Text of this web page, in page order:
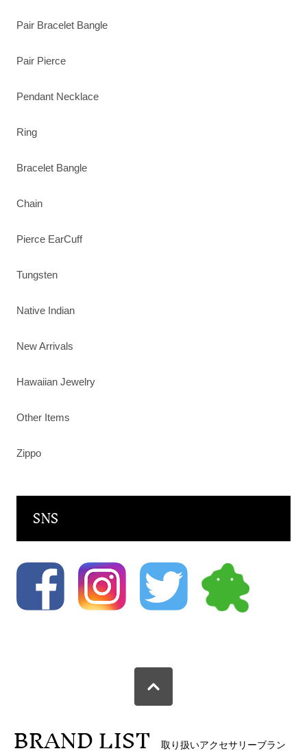
Pair Bracelet Bangle
Pair Pierce
Pendant Necklace
Ring
Bracelet Bangle
Chain
Pierce EarCuff
Tungsten
Native Indian
New Arrivals
Hawaiian Jewelry
Other Items
Zippo
SNS
BRAND LIST 取り扱いアクセサリーブラン